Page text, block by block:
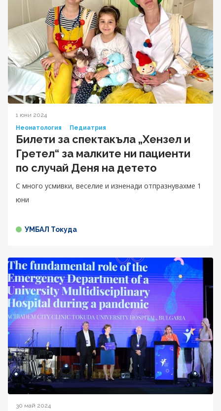
1 юни 2024
Неонатология
Педиатрия
Билети за спектакъла „Хензел и
Гретел“ за малките ни пациенти
по случай Деня на детето
С много усмивки, веселие и изненади отпразнувахме 1
юни
УМБАЛ Токуда
30 май 2024